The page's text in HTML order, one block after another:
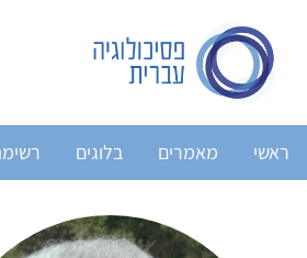
ראשי מאמרים בלוגים